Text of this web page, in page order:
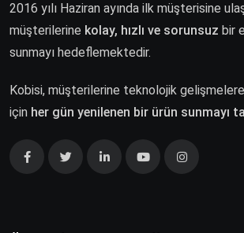
2016 yılı Haziran ayında ilk müşterisine
müşterilerine kolay, hızlı ve sorunsuz bir
sunmayı hedeflemektedir.
Kobisi, müşterilerine teknolojik
için her gün yenilenen bir ürün sunmayı